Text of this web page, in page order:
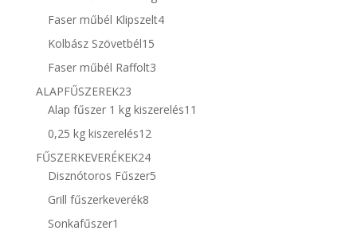
Faser műbél Klipszelt44
Kolbász Szövetbél1515
termék
Faser műbél Raffolt33
ALAPFŰSZEREK2323
termék
Alap fűszer 1 kg kiszerelés11
0,25 kg kiszerelés1212
FŰSZERKEVERÉKEK2424
termék
Disznótoros Fűszer55
Grill fűszerkeverék88
Sonkafűszer1